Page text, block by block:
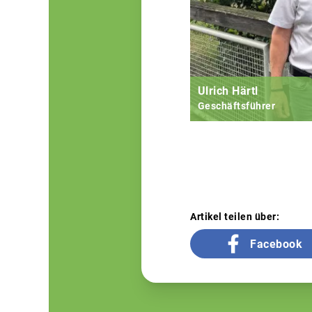
Ulrich Härtl
Geschäftsführer
Artikel teilen über:
Facebook